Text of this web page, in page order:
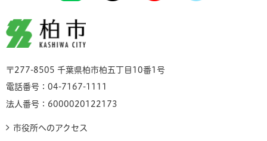
柏市
〒277-8505 千葉県柏市柏五丁目10番1号
電話番号：04-7167-1111
法人番号：6000020122173
市役所へのアクセス